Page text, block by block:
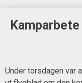
Under torsdagen var